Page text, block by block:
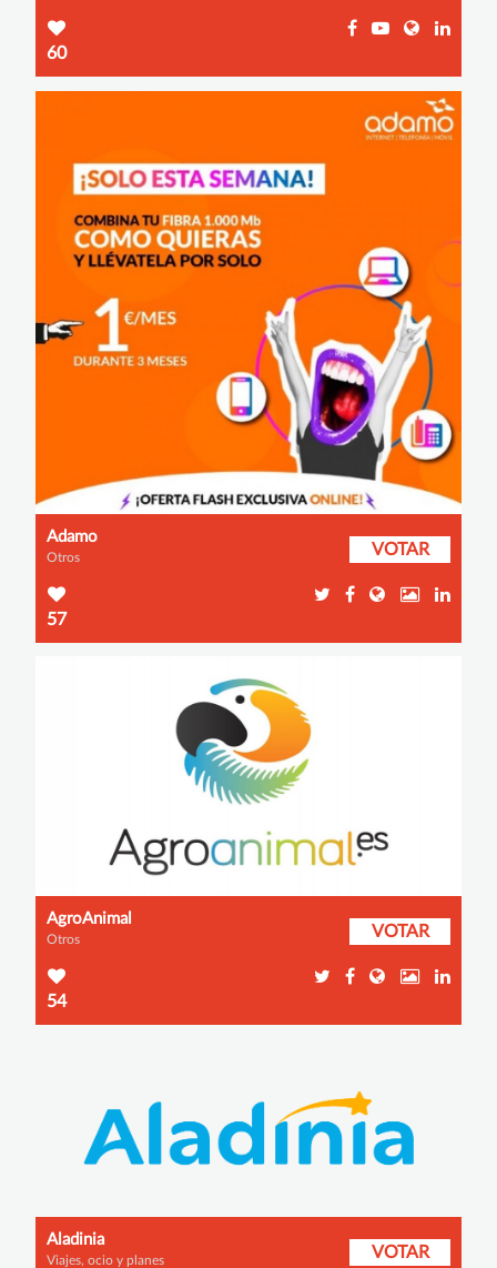
60
Adamo
Otros VOTAR
57
AgroAnimal
Otros VOTAR
54
Aladinia
Viajes, ocio y planes VOTAR